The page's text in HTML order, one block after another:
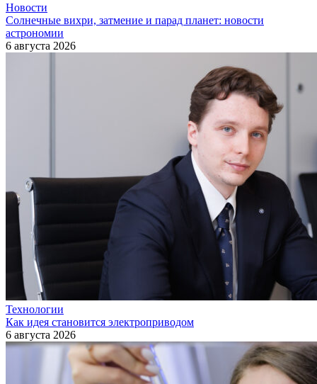
Новости
Солнечные вихри, затмение и парад планет: новости
астрономии
6 августа 2026
Технологии
Как идея становится электроприводом
6 августа 2026